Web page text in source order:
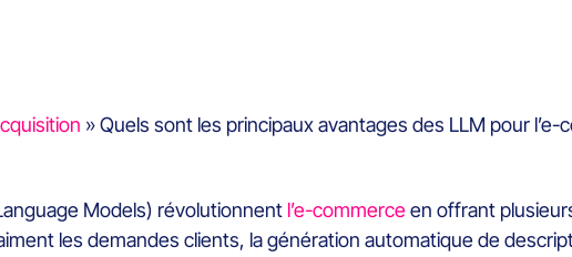
»Quels sont les principaux avantages des LLM pour l’e-
Models) révolutionnent l’e-commerceen offrant
les demandes clients, la génération automatique de